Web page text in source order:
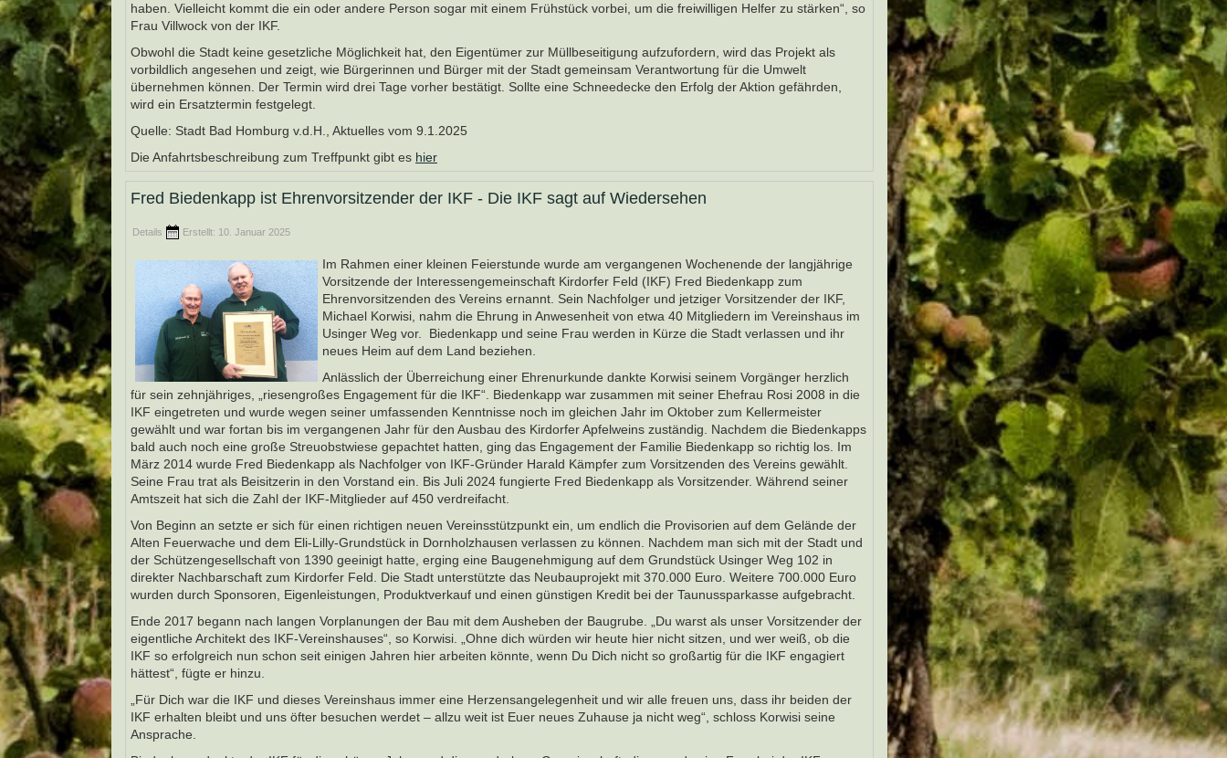
haben. Vielleicht kommt die ein oder andere Person sogar mit einem Frühstück vorbei, um die freiwilligen Helfer zu stärken“, so
Frau Villwock von der IKF.
Obwohl die Stadt keine gesetzliche Möglichkeit hat, den Eigentümer zur Müllbeseitigung aufzufordern, wird das Projekt als
vorbildlich angesehen und zeigt, wie Bürgerinnen und Bürger mit der Stadt gemeinsam Verantwortung für die Umwelt
übernehmen können. Der Termin wird drei Tage vorher bestätigt. Sollte eine Schneedecke den Erfolg der Aktion gefährden,
wird ein Ersatztermin festgelegt.
Quelle: Stadt Bad Homburg v.d.H., Aktuelles vom 9.1.2025
Die Anfahrtsbeschreibung zum Treffpunkt gibt es hier
Fred Biedenkapp ist Ehrenvorsitzender der IKF - Die IKF sagt auf Wiedersehen
Details Erstellt: 10. Januar 2025
Im Rahmen einer kleinen Feierstunde wurde am vergangenen Wochenende der langjährige
Vorsitzende der Interessengemeinschaft Kirdorfer Feld (IKF) Fred Biedenkapp zum
Ehrenvorsitzenden des Vereins ernannt. Sein Nachfolger und jetziger Vorsitzender der IKF,
Michael Korwisi, nahm die Ehrung in Anwesenheit von etwa 40 Mitgliedern im Vereinshaus im
Usinger Weg vor. Biedenkapp und seine Frau werden in Kürze die Stadt verlassen und ihr
neues Heim auf dem Land beziehen.
Anlässlich der Überreichung einer Ehrenurkunde dankte Korwisi seinem Vorgänger herzlich
für sein zehnjähriges, „riesengroßes Engagement für die IKF“. Biedenkapp war zusammen mit seiner Ehefrau Rosi 2008 in die
IKF eingetreten und wurde wegen seiner umfassenden Kenntnisse noch im gleichen Jahr im Oktober zum Kellermeister
gewählt und war fortan bis im vergangenen Jahr für den Ausbau des Kirdorfer Apfelweins zuständig. Nachdem die Biedenkapps
bald auch noch eine große Streuobstwiese gepachtet hatten, ging das Engagement der Familie Biedenkapp so richtig los. Im
März 2014 wurde Fred Biedenkapp als Nachfolger von IKF-Gründer Harald Kämpfer zum Vorsitzenden des Vereins gewählt.
Seine Frau trat als Beisitzerin in den Vorstand ein. Bis Juli 2024 fungierte Fred Biedenkapp als Vorsitzender. Während seiner
Amtszeit hat sich die Zahl der IKF-Mitglieder auf 450 verdreifacht.
Von Beginn an setzte er sich für einen richtigen neuen Vereinsstützpunkt ein, um endlich die Provisorien auf dem Gelände der
Alten Feuerwache und dem Eli-Lilly-Grundstück in Dornholzhausen verlassen zu können. Nachdem man sich mit der Stadt und
der Schützengesellschaft von 1390 geeinigt hatte, erging eine Baugenehmigung auf dem Grundstück Usinger Weg 102 in
direkter Nachbarschaft zum Kirdorfer Feld. Die Stadt unterstützte das Neubauprojekt mit 370.000 Euro. Weitere 700.000 Euro
wurden durch Sponsoren, Eigenleistungen, Produktverkauf und einen günstigen Kredit bei der Taunussparkasse aufgebracht.
Ende 2017 begann nach langen Vorplanungen der Bau mit dem Ausheben der Baugrube. „Du warst als unser Vorsitzender der
eigentliche Architekt des IKF-Vereinshauses“, so Korwisi. „Ohne dich würden wir heute hier nicht sitzen, und wer weiß, ob die
IKF so erfolgreich nun schon seit einigen Jahren hier arbeiten könnte, wenn Du Dich nicht so großartig für die IKF engagiert
hättest“, fügte er hinzu.
„Für Dich war die IKF und dieses Vereinshaus immer eine Herzensangelegenheit und wir alle freuen uns, dass ihr beiden der
IKF erhalten bleibt und uns öfter besuchen werdet – allzu weit ist Euer neues Zuhause ja nicht weg“, schloss Korwisi seine
Ansprache.